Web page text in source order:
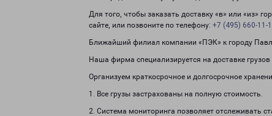
Для того, чтобы заказать доставку «в» или «из»
сайте, или позвоните по телефону: +7 (495) 660-11-
Ближайший филиал компании «ПЭК» к городу
Наша фирма специализируется на доставке
Организуем краткосрочное и долгосрочное
1. Все грузы застрахованы на полную стоимость.
2. Система мониторинга позволяет отслеживать